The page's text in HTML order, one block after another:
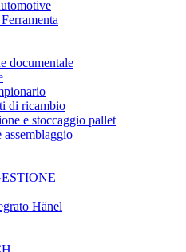
documentale
di ricambio
e stoccaggio pallet
assemblaggio
Hänel